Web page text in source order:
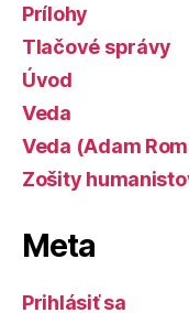
Prílohy
Tlačové správy
Úvod
Veda
Veda (Adam
Zošity
Meta
Prihlásiť sa